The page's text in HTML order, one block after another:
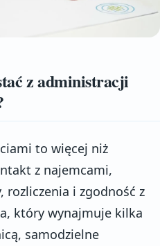
z administracji
to więcej niż
z najemcami,
rozliczenia i zgodność z
który wynajmuje kilka
samodzielne